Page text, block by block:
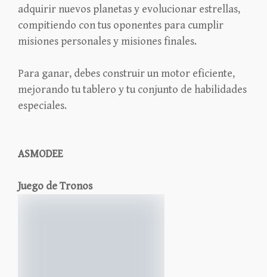
adquirir nuevos planetas y evolucionar estrellas,
compitiendo con tus oponentes para cumplir
misiones personales y misiones finales.
Para ganar, debes construir un motor eficiente,
mejorando tu tablero y tu conjunto de habilidades
especiales.
ASMODEE
Juego de Tronos